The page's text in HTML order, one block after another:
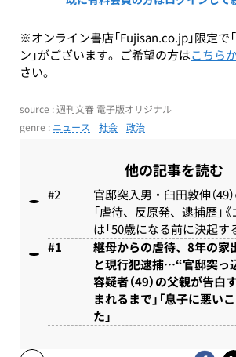
※オンライン書店「Fujisan.co.jp」限定で
ン」がございます。ご希望の方はこちら
さい。
source : 週刊文春 電子版オリジナル
genre : ニュース 社会 政治
他の記事を読む
官邸突入男・臼田敦伸（49
「虐待、反原発、逮捕歴」
は「50歳になる前に決起す
継母からの虐待、8年の家
と現行犯逮捕…“官邸突っ
容疑者（49）の父親が告白
まれるまで」「息子に悪い
た」